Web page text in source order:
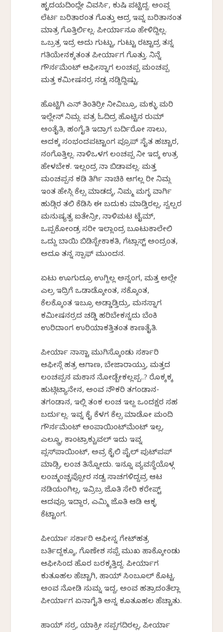
ಹೃದಯದಿಂದ್ಲೇ ವಿವರ್ಸಿ, ಕುಷಿ ಪಟ್ಟಿದ್ದ. ಅಂವ್ಗ
ಲೆರ್ಟ ಬರಿತಾರಂತ ಗೊತ್ತು ಆದ್ರ ಇವ್ನ ಬರಿತಾನಂತ
ಮಾತ್ರ ಗೊತ್ತಿರ್ಲಿಲ್ಲ. ಪೀರ್ಯಾನೂ ಹೇಳಿದ್ದಿಲ್ಲ.
ಒಬ್ರತ್ರ ಇದ್ರ ಅದು ಗುಟ್ಟು, ಗುಟ್ಟು ರಟ್ಟಾದ್ರ ತನ್ನ
ಗತಿಯೇನಕ್ಕತಂತ ಪೀರ್ಯಾಗ ಗೊತ್ತು. ನಿನ್ನೆ
ಗೌರ್ನಮೆಂಟ್ ಆಫೀಸ್ನಾಗ ಲಂಚಪ್ಪ ಮಂಚಪ್ಪ
ಮತ್ತ ಕಮೀಷನರ್ರ ನಡ್ವ ನಡ್ದಿದ್ದಿಷ್ಟು.
ಹೊಟ್ಟಿಗಿ ಎನ್ ತಿಂತಿರ್ರೀ ನೀವಿಬ್ರೂ, ಮಕ್ಳು ಮರಿ
ಇಲ್ಲೇನ್ ನಿಮ್ಗ. ಪತ್ರ ಓದಿದ್ರ ಹೊಟ್ಟಿನ ರುಮ್
ಅಂತೈತಿ, ಹಂಗೈತಿ ಇದ್ರಾಗ ಬರ್ದಿರೋ ಸಾಲು,
ಅದಕ್ಕ ಸಂಭಂದಪಟ್ಟಾಂಗ ಪ್ರೂಪ್ ಸೈತ ಹಚ್ಚಾರ,
ನಂಗೊತ್ತಿಲ್ಲ. ನಾಳಿಒಳಗ ಲಂಚಪ್ಪ ನೀ ಇದ್ಕ ಉತ್ರ
ಹೇಳಬೇಕ. ಇಲ್ಲಂದ್ರ ನಾ ಬಿಡಾವಲ್ಲ. ಮತ್ತ
ಮಂಚಪ್ಪನ ಕಡಿ ತಿರ್ಗಿ ನಾಚಿಕಿ ಆಗಲ್ಲ ರೀ ನಿಮ್ಗ
ಇಂತ ಹೇಸ್ಗಿ ಕೆಲ್ಸ ಮಾಡದ್ಕ, ನಿಮ್ಮ ಮಗ್ಳ ವಾರ್ಗಿ
ಹುಡ್ಗಿರ ತಲಿ ಕೆಡಿಸಿ ಈ ಬದುಕು ಮಾಡ್ತಿರಲ್ಲ, ಸ್ವಲ್ಪರ
ಮನುಷ್ಯತ್ವ ಐತೇನ್ರೀ, ನಾಳಿಮಟ ಟೈಮ್,
ಒಪ್ಪಕೋಂಡ್ರ ಸರೀ ಇಲ್ಲಾಂದ್ರ ಬೂಟುಕಾಲೇಲಿ
ಒದ್ದು ಬಾಯಿ ಬಿಡಿಸ್ಬೇಕಾಕತಿ, ಗೆಟ್ಲಾಸ್ಟ್ ಅಂದ್ರಂತ,
ಅದೂ ತನ್ನ ಸ್ಪಾಫ್‌ ಮುಂದನ.
ಏಟು ಊಗುದ್ರೂ ಉಗ್ದಿಲ್ಲ ಅನ್ನಂಗ, ಮತ್ತ ಅಲ್ಲೇ
ಎಲ್ರ ಇದ್ರಿಗೆ ಒಡಾಡ್ಕೋಂತ, ನಕ್ಕೊಂತ,
ಕೆಲಕ್ಕೊಂತ ಇಬ್ರೂ ಅಡ್ಡಾಡ್ತಿದ್ರು, ಮನಸ್ನಾಗ
ಕಮೀಷನರ್ರದ ಚಡ್ಡಿ ಹರಿಬೇಕನ್ನದು ಬೆಂಕಿ
ಉರಿದಾಂಗ ಉರಿಯಾಕತ್ತಿತಂತ ಕಾಣತೈತಿ.
ಪೀರ್ಯಾ ನಾಸ್ಟಾ ಮುಗಿಸ್ಕೊಂಡು ಸರ್ಕಾರಿ
ಆಫೀಸ್ಗೆ ಹತ್ರ ಆಗಾಣ, ಬೇಜಾರಾಯ್ತು, ಮತ್ತದ
ಲಂಚಪ್ಪನ ಮಕಾನ ನೋಡ್ಬೇಕಲ್ಲಪ್ಪ..? ರೊಕ್ಕಕ್ಕ
ಹುಟ್ಗಿಟ್ಯಾನೇನ, ಅಂವ ನೌಕರಿ ತಗಂಡಾನ-
ತಗಂಡಾನ, ಇಲ್ಲಿ ತಂಕ ಲಂಚ ಇಲ್ದ ಒಂದಕ್ಷರ ಸಹ
ಬರ್ದುಲ್ಲ. ಇವ್ನ ಕೈ ಕೆಳಗ ಕೆಲ್ಸ ಮಾಡೋ ಮಂದಿ
ಗೌರ್ನಮೆಂಟ್ ಅಂಪಾಯಿಂಟ್‌ಮೆಂಟ್ ಇಲ್ಲ,
ಎಲ್ಡ್ರೂ, ಕಾಂಟ್ರಾಕ್ಚುವಲ್ ಇದು ಇವ್ನ
ಪ್ಲಸ್‌ಪಾಯಿಂಟ್, ಅವ್ರ ಕೈಲಿ ಪೈಲ್ ಪುಟ್‌ಪಪ್
ಮಾಡ್ಸಿ, ಲಂಚ ತಿನ್ನೋದು. ಇನ್ನೂ ವ್ಯವಸ್ಥೆಯೊಳ್ಗ
ಲಂಚ್ಮಂಚ್ಚಪ್ಪೋರ ನಡ್ವ ಸಾಚಗಳಿದ್ದವ್ರ ಆಟ
ನಡಿಯಂಗಿಲ್ಲ, ಇವ್ರಿಬ್ರ ಜೊತಿ ಸೇರಿ ಕರೇಪ್ಟ್
ಆದವ್ರೂ ಇದ್ದಾರ, ಎಮ್ಮಿ ಜೊತಿ ಆಡಿ ಆಕ್ಳ
ಕೆಟ್ಟಾಂಗ.
ಪೀರ್ಯಾ ಸರ್ಕಾರಿ ಆಫೀಸ್ನ ಗೇಟ್‍ಹತ್ರ
ಬರ್ತಿದ್ದಕ್ಕೂ, ಗೊಣೇಶ ಸಪ್ಪೆ ಮುಖ ಹಾಕ್ಕೋಂಡು
ಆಫೀಸಿಂದ ಹೊರ ಬರಕ್ಕತ್ತಿದ್ದ. ಪೀರ್ಯಾಗ
ಕುತೂಹಲ ಹೆಚ್ಚಾಗಿ, ಹಾಯ್ ಸಿಂಬೂಲ್ ಕೊಟ್ಟ.
ಅಂವ ನೋಡಿ ಸುಮ್ನ ಇದ್ದ, ಅಂವ ಹತ್ರಾದಂತೆಲ್ಲಾ
ಪೀರ್ಯಾಗ ಏನಾಗೈತಿ ಅನ್ನ ಕೂತೂಹಲ ಹೆಚ್ಚಾತು.
ಹಾಯ್ ಸರ್ರ, ಯಾಕ್ರೀ ಸಪ್ಪಗದಿರಲ್ಲ, ಪೀರ್ಯಾ